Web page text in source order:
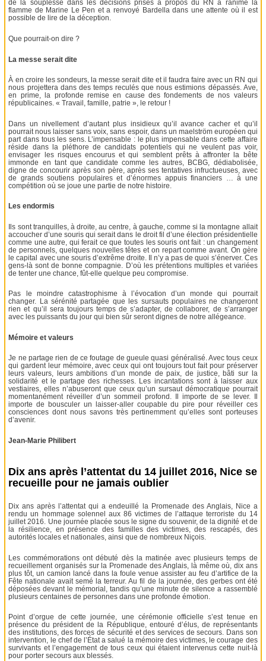
de la souplesse dans les décisions prises à propos du RN a ranimé la
flamme de Marine Le Pen et a renvoyé Bardella dans une attente où il est
possible de lire de la déception.
Que pourrait-on dire ?
La messe serait dite
À en croire les sondeurs, la messe serait dite et il faudra faire avec un RN qui
nous projettera dans des temps reculés que nous estimions dépassés. Ave,
en prime, la profonde remise en cause des fondements de nos valeurs
républicaines. « Travail, famille, patrie », le retour !
Dans un nivellement d’autant plus insidieux qu’il avance cacher et qu’il
pourrait nous laisser sans voix, sans espoir, dans un maelström européen qui
part dans tous les sens. L’impensable : le plus impensable dans cette affaire
réside dans la pléthore de candidats potentiels qui ne veulent pas voir,
envisager les risques encourus et qui semblent prêts à affronter la bête
immonde en tant que candidate comme les autres, BCBG, dédiabolisée,
digne de concourir après son père, après ses tentatives infructueuses, avec
de grands soutiens populaires et d’énormes appuis financiers … à une
compétition où se joue une partie de notre histoire.
Les endormis
Ils sont tranquilles, à droite, au centre, à gauche, comme si la montagne allait
accoucher d’une souris qui serait dans le droit fil d’une élection présidentielle
comme une autre, qui ferait ce que toutes les souris ont fait : un changement
de personnels, quelques nouvelles têtes et on repart comme avant. On gère
le capital avec une souris d’extrême droite. Il n’y a pas de quoi s’énerver. Ces
gens-là sont de bonne compagnie. D’où les prétentions multiples et variées
de tenter une chance, fût-elle quelque peu compromise.
Pas le moindre catastrophisme à l’évocation d’un monde qui pourrait
changer. La sérénité partagée que les sursauts populaires ne changeront
rien et qu’il sera toujours temps de s’adapter, de collaborer, de s’arranger
avec les puissants du jour qui bien sûr seront dignes de notre allégeance.
Mémoire et valeurs
Je ne partage rien de ce foutage de gueule quasi généralisé. Avec tous ceux
qui gardent leur mémoire, avec ceux qui ont toujours tout fait pour préserver
leurs valeurs, leurs ambitions d’un monde de paix, de justice, bâti sur la
solidarité et le partage des richesses. Les incantations sont à laisser aux
vestiaires, elles n’abuseront que ceux qu’un sursaut démocratique pourrait
momentanément réveiller d’un sommeil profond. Il importe de se lever. Il
importe de bousculer un laisser-aller coupable du pire pour réveiller ces
consciences dont nous savons très pertinemment qu’elles sont porteuses
d’avenir.
Jean-Marie Philibert
Dix ans après l’attentat du 14 juillet 2016, Nice se
recueille pour ne jamais oublier
Dix ans après l’attentat qui a endeuillé la Promenade des Anglais, Nice a
rendu un hommage solennel aux 86 victimes de l’attaque terroriste du 14
juillet 2016. Une journée placée sous le signe du souvenir, de la dignité et de
la résilience, en présence des familles des victimes, des rescapés, des
autorités locales et nationales, ainsi que de nombreux Niçois.
Les commémorations ont débuté dès la matinée avec plusieurs temps de
recueillement organisés sur la Promenade des Anglais, là même où, dix ans
plus tôt, un camion lancé dans la foule venue assister au feu d’artifice de la
Fête nationale avait semé la terreur. Au fil de la journée, des gerbes ont été
déposées devant le mémorial, tandis qu’une minute de silence a rassemblé
plusieurs centaines de personnes dans une profonde émotion.
Point d’orgue de cette journée, une cérémonie officielle s’est tenue en
présence du président de la République, entouré d’élus, de représentants
des institutions, des forces de sécurité et des services de secours. Dans son
intervention, le chef de l’État a salué la mémoire des victimes, le courage des
survivants et l’engagement de tous ceux qui étaient intervenus cette nuit-là
pour porter secours aux blessés.